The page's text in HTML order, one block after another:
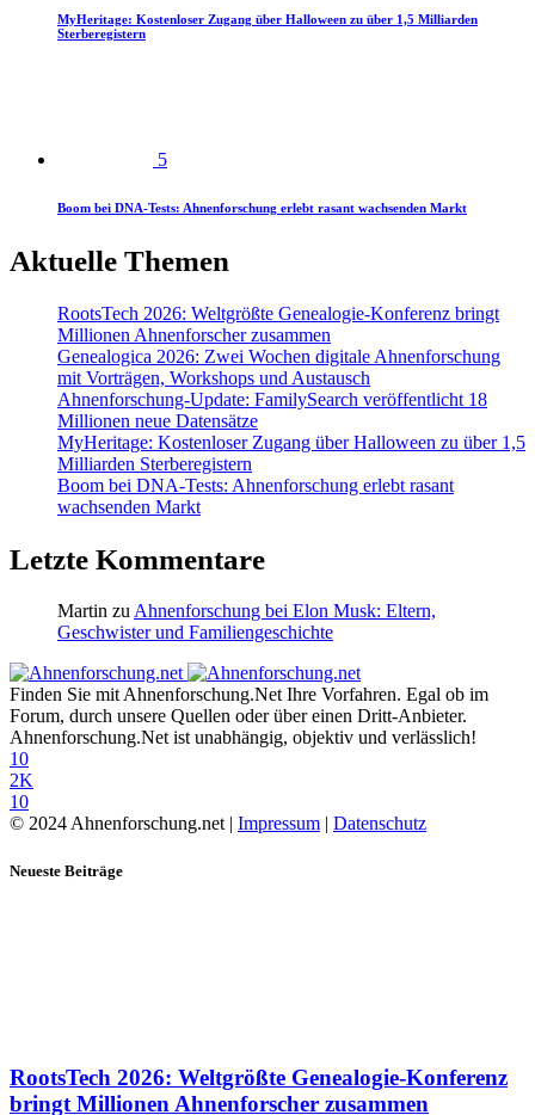
MyHeritage: Kostenloser Zugang über Halloween zu über 1,5 Milliarden
Sterberegistern
5
Boom bei DNA-Tests: Ahnenforschung erlebt rasant wachsenden Markt
Aktuelle Themen
RootsTech 2026: Weltgrößte Genealogie-Konferenz bringt
Millionen Ahnenforscher zusammen
Genealogica 2026: Zwei Wochen digitale Ahnenforschung
mit Vorträgen, Workshops und Austausch
Ahnenforschung-Update: FamilySearch veröffentlicht 18
Millionen neue Datensätze
MyHeritage: Kostenloser Zugang über Halloween zu über 1,5
Milliarden Sterberegistern
Boom bei DNA-Tests: Ahnenforschung erlebt rasant
wachsenden Markt
Letzte Kommentare
Martin zu Ahnenforschung bei Elon Musk: Eltern,
Geschwister und Familiengeschichte
Finden Sie mit Ahnenforschung.Net Ihre Vorfahren. Egal ob im
Forum, durch unsere Quellen oder über einen Dritt-Anbieter.
Ahnenforschung.Net ist unabhängig, objektiv und verlässlich!
10
2K
10
© 2024 Ahnenforschung.net | Impressum | Datenschutz
Neueste Beiträge
RootsTech 2026: Weltgrößte Genealogie-Konferenz
bringt Millionen Ahnenforscher zusammen